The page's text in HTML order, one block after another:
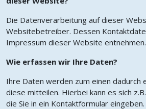
Die Datenverarbeitung auf dieser
Websitebetreiber. Dessen
Impressum dieser Website entnehmen.
Wie erfassen wir Ihre Daten?
Ihre Daten werden zum einen dadurch
diese mitteilen. Hierbei kann es sich
die Sie in ein Kontaktformular eingeben.